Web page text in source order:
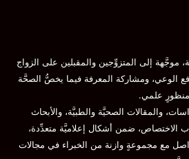
موجَّهة إلى المتزوِّجين والمقبلين على الزواج
الوعي، ومشاركة المعرفة فيما يخصُّ الصحَّة
منظورٍ علمي.
والمقالات الصحيَّة والطبيَّة، والأبحاث
الاختصاص، ضمن أشكال إعلاميَّة متعدِّدة،
مع مجموعةٍ وازنة من الخبراء في مجالات